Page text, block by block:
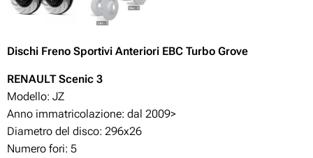
Dischi Freno Sportivi Anteriori EBC Turbo Grove
RENAULT Scenic 3
Modello: JZ
Anno immatricolazione: dal 2009>
Diametro del disco: 296x26
Numero fori: 5